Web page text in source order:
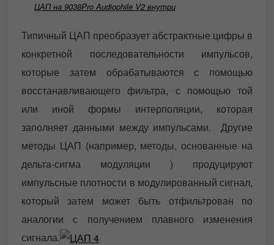
ЦАП на 9038Pro Audiophile V2 внутри
Типичный ЦАП преобразует абстрактные цифры в
конкретной последовательности импульсов,
которые затем обрабатываются с помощью
восстанавливающего фильтра, с помощью той
или иной формы интерполяции, которая
заполняет данными между импульсами. Другие
методы ЦАП (например, методы, основанные на
дельта-сигма модуляции ) продуцируют
импульсные плотности в модулированный сигнал,
который затем может быть отфильтрован по
аналогии с получением плавного изменения
сигнала.